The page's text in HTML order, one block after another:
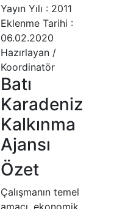
Yayın Yılı : 2011
Eklenme Tarihi :
06.02.2020
Hazırlayan /
Koordinatör
Batı
Karadeniz
Kalkınma
Ajansı
Özet
Çalışmanın temel
amacı, ekonomik